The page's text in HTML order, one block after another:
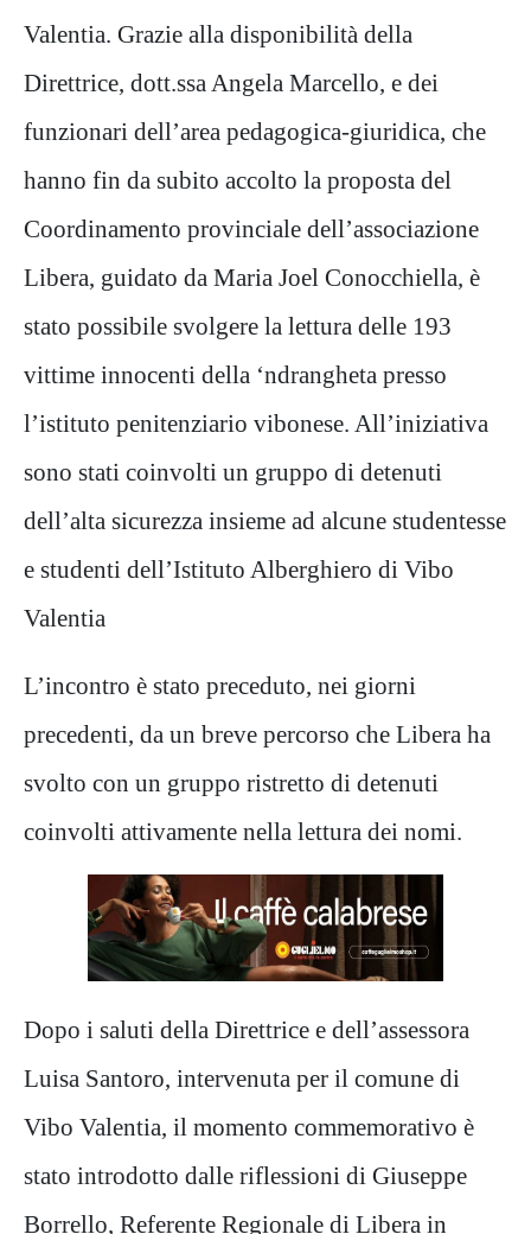
Valentia. Grazie alla disponibilità della
Direttrice, dott.ssa Angela Marcello, e dei
funzionari dell’area pedagogica-giuridica, che
hanno fin da subito accolto la proposta del
Coordinamento provinciale dell’associazione
Libera, guidato da Maria Joel Conocchiella, è
stato possibile svolgere la lettura delle 193
vittime innocenti della ‘ndrangheta presso
l’istituto penitenziario vibonese. All’iniziativa
sono stati coinvolti un gruppo di detenuti
dell’alta sicurezza insieme ad alcune studentesse
e studenti dell’Istituto Alberghiero di Vibo
Valentia
L’incontro è stato preceduto, nei giorni
precedenti, da un breve percorso che Libera ha
svolto con un gruppo ristretto di detenuti
coinvolti attivamente nella lettura dei nomi.
Dopo i saluti della Direttrice e dell’assessora
Luisa Santoro, intervenuta per il comune di
Vibo Valentia, il momento commemorativo è
stato introdotto dalle riflessioni di Giuseppe
Borrello, Referente Regionale di Libera in